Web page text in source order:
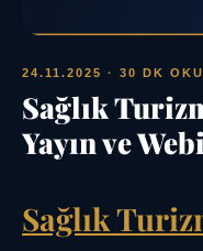
24.11.2025 · 30 DK
Sağlık
Yayın ve
Sağlık